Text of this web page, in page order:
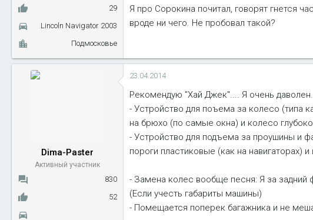
29
Lincoln Navigator 2003
Подмосковье
Я про Сорокина почитал, говорят гнется
вроде ни чего. Не пробовал такой?
Dima-Paster
Активный участник
830
52
23.04.2014
Рекомендую "Хай Джек".... Я очень
- Устройство для поъема за колесо (типа
на брюхо (по самые окна) и колесо
- Устройство для подъема за проушины и
пороги пластиковые (как на
- Замена колес вообще песня: Я за задний
(Если учесть габариты машины)
- Помещается поперек багажника и не